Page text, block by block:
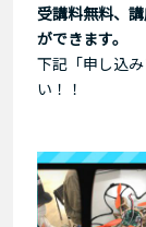
受講料無料、
ができます。
下記「申し込
い！！